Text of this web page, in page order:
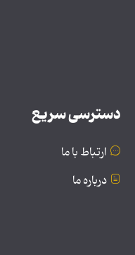
دسترسی سریع
ارتباط با ما
درباره ما